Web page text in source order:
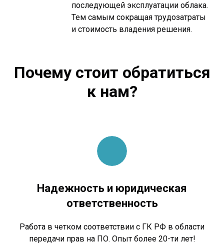
последующей эксплуатации облака.
Тем самым сокращая трудозатраты
и стоимость владения решения.
Почему стоит обратиться
к нам?
Надежность и юридическая
ответственность
Работа в четком соответствии с ГК РФ в области
передачи прав на ПО. Опыт более 20-ти лет!